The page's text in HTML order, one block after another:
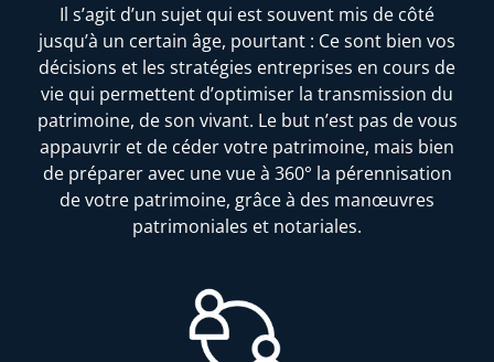
Il s’agit d’un sujet qui est souvent mis de côté
jusqu’à un certain âge, pourtant : Ce sont bien vos
décisions et les stratégies entreprises en cours de
vie qui permettent d’optimiser la transmission du
patrimoine, de son vivant. Le but n’est pas de vous
appauvrir et de céder votre patrimoine, mais bien
de préparer avec une vue à 360° la pérennisation
de votre patrimoine, grâce à des manœuvres
patrimoniales et notariales.